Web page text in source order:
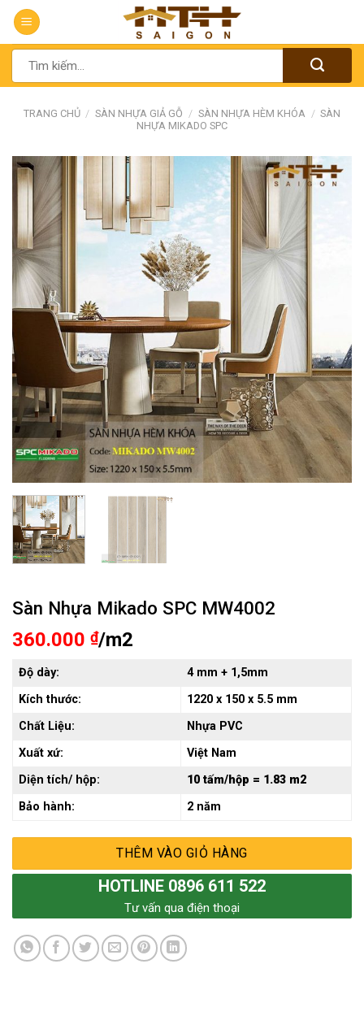
Chuyển
đến
nộiTìm
kiếm:
TRANG CHỦ / SÀN NHỰA GIẢ GỖ / SÀN NHỰA HÈM KHÓA / SÀN
NHỰA MIKADO SPC
Sàn Nhựa Mikado SPC MW4002
360.000 ₫/m2
Độ dày:
4 mm + 1,5mm
Kích thước:
1220 x 150 x 5.5 mm
Chất Liệu:
Nhựa PVC
Xuất xứ:
Việt Nam
Diện tích/ hộp:
10 tấm/hộp = 1.83 m2
Bảo hành:
2 năm
THÊM VÀO GIỎ HÀNG
HOTLINE 0896 611 522
Tư vấn qua điện thoại